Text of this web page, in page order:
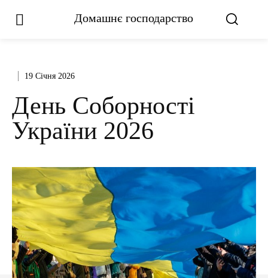
Домашнє господарство
19 Січня 2026
День Соборності
України 2026